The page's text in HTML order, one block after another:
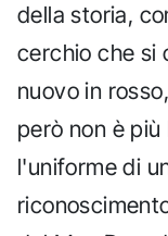
della storia,
cerchio che si
nuovo in
però non è
l'uniforme di